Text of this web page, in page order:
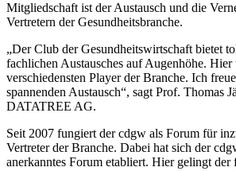
Mitgliedschaft ist der Austausch und die
Vertretern der Gesundheitsbranche.
„Der Club der Gesundheitswirtschaft bietet
fachlichen Austausches auf Augenhöhe.
verschiedensten Player der Branche. Ich
spannenden Austausch“, sagt Prof. Thomas
DATATREE AG.
Seit 2007 fungiert der cdgw als Forum für
Vertreter der Branche. Dabei hat sich der
anerkanntes Forum etabliert. Hier gelingt der